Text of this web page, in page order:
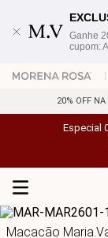
Ganhe
cupom:
20% OFF
Especial
Macacão